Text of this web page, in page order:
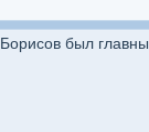
Борисов был